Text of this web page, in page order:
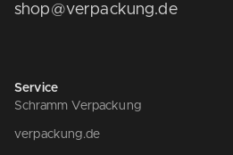
shop@verpackung.de
Service
Schramm Verpackung
verpackung.de